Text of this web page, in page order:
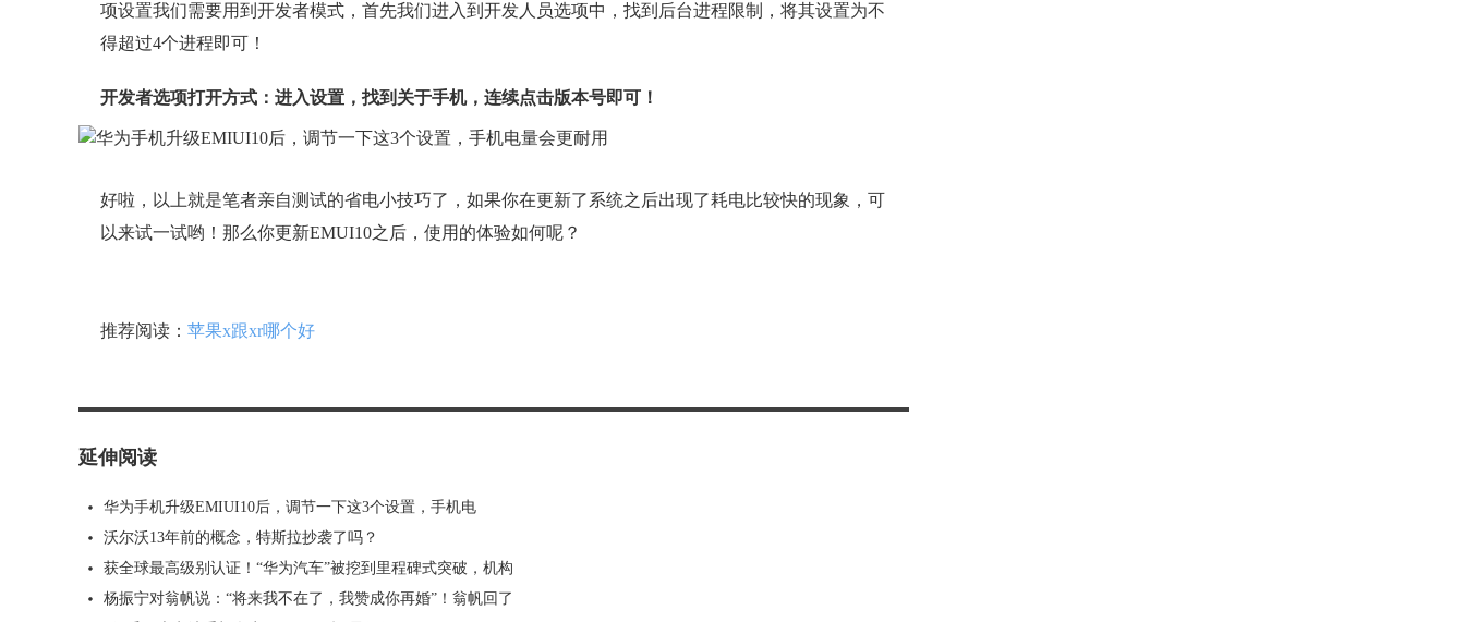
项设置我们需要用到开发者模式，首先我们进入到开发人员选项中，找到后台进程限制，将其设置为不
得超过4个进程即可！
开发者选项打开方式：进入设置，找到关于手机，连续点击版本号即可！
好啦，以上就是笔者亲自测试的省电小技巧了，如果你在更新了系统之后出现了耗电比较快的现象，可
以来试一试哟！那么你更新EMUI10之后，使用的体验如何呢？
推荐阅读： 苹果x跟xr哪个好
延伸阅读
华为手机升级EMIUI10后，调节一下这3个设置，手机电
沃尔沃13年前的概念，特斯拉抄袭了吗？
获全球最高级别认证！“华为汽车”被挖到里程碑式突破，机构
杨振宁对翁帆说：“将来我不在了，我赞成你再婚”！翁帆回了